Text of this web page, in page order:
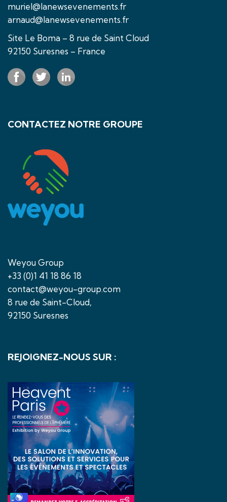
muriel@lanewsevenements.fr
arnaud@lanewsevenements.fr
Site Le Boma – 8 rue de Saint Cloud
92150 Suresnes – France
CONTACTEZ NOTRE GROUPE
Weyou Group
+33 (0)1 41 18 86 18
contact@weyou-group.com
8 rue de Saint-Cloud,
92150 Suresnes
REJOIGNEZ-NOUS SUR :